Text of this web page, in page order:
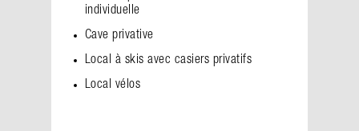
individuelle
Cave privative
Local à skis avec casiers privatifs
Local vélos